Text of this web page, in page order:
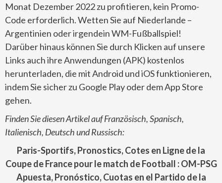
Monat Dezember 2022 zu profitieren, kein Promo-
Code erforderlich. Wetten Sie auf Niederlande –
Argentinien oder irgendein WM-Fußballspiel!
Darüber hinaus können Sie durch Klicken auf unsere
Links auch ihre Anwendungen (APK) kostenlos
herunterladen, die mit Android und iOS funktionieren,
indem Sie sicher zu Google Play oder dem App Store
gehen.
Finden Sie diesen Artikel auf Französisch, Spanisch,
Italienisch, Deutsch und Russisch:
Paris-Sportifs, Pronostics, Cotes en Ligne de la
Coupe de France pour le match de Football : OM-PSG
Apuesta, Pronóstico, Cuotas en el Partido dela